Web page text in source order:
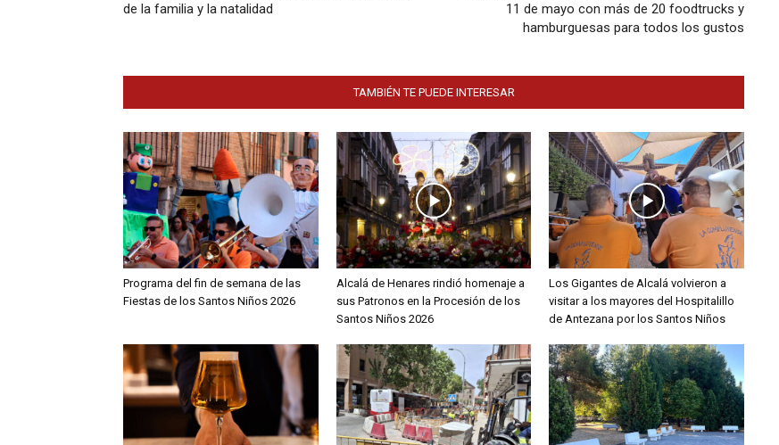
de la familia y la natalidad
11 de mayo con más de 20 foodtrucks y
hamburguesas para todos los gustos
TAMBIÉN TE PUEDE INTERESAR
Programa del fin de semana de las
Fiestas de los Santos Niños 2026
Alcalá de Henares rindió homenaje a
sus Patronos en la Procesión de los
Santos Niños 2026
Los Gigantes de Alcalá volvieron a
visitar a los mayores del Hospitalillo
de Antezana por los Santos Niños